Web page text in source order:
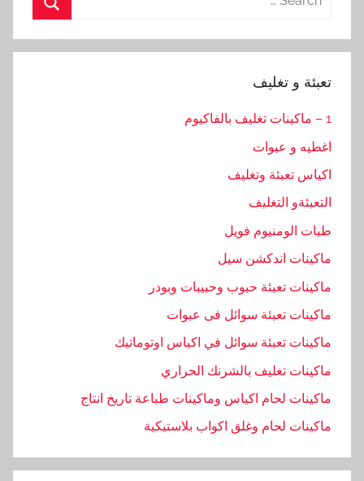
تعبئة و تغليف
1 – ماكينات تغليف بالفاكيوم
اغطيه و عبوات
اكياس تعبئة وتغليف
التعبئةو التغليف
طبات الومنيوم فويل
ماكينات اندكشن سيل
ماكينات تعبئة حبوب وحبيبات وبودر
ماكينات تعبئة سوائل فى عبوات
ماكينات تعبئة سوائل في اكياس اوتوماتيك
ماكينات تغليف بالشرنك الحراري
ماكينات لحام اكياس وماكينات طباعة تاريخ انتاج
ماكينات لحام وغلق اكواب بلاستيكية